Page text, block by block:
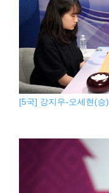
[5국] 강지우-오세현(승).